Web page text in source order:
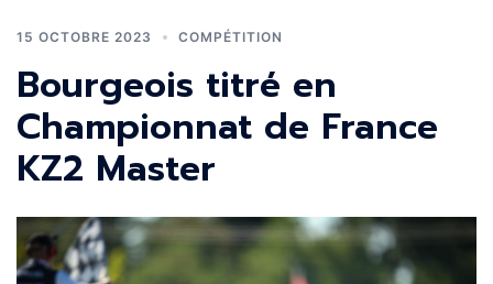
15 OCTOBRE 2023 COMPÉTITION
Bourgeois titré en
Championnat de France
KZ2 Master